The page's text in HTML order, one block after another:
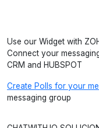
Use our Widget with
Connect your
CRM and HUBSPOT
Create Polls for your
messaging group